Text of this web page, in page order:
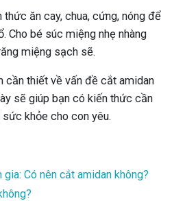
ăn cay, chua, cứng, nóng để
Cho bé súc miệng nhẹ nhàng
miệng sạch sẽ.
cần thiết về vấn đề cắt amidan
sẽ giúp bạn có kiến thức cần
khỏe cho con yêu.
Có nên cắt amidan không?